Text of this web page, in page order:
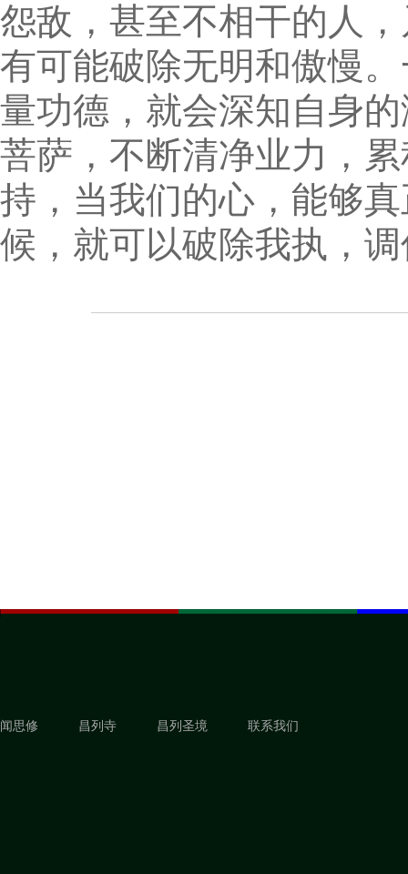
怨敌，甚至不相干的人
有可能破除无明和傲慢
量功德，就会深知自身
菩萨，不断清净业力，
持，当我们的心，能够
候，就可以破除我执，
闻思修 昌列寺 昌列圣境 联系我们